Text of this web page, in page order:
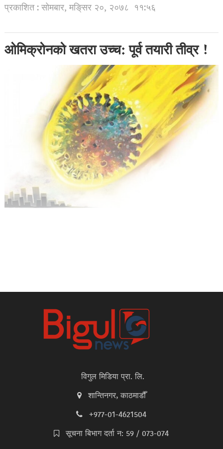
प्रकाशित : सोमबार, मङि्सर २०, २०७८ ११:५६
ओमिक्रोनको खतरा उच्च: पूर्व तयारी तीव्र !
विगुल मिडिया प्रा. लि.
शान्तिनगर, काठमाडौँ
+977-01-4621504
सूचना बिभाग दर्ता न: 59 / 073-074